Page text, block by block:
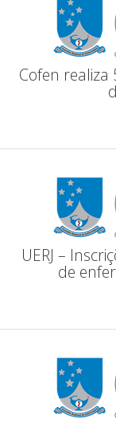
Cofen realiza
UERJ –
de